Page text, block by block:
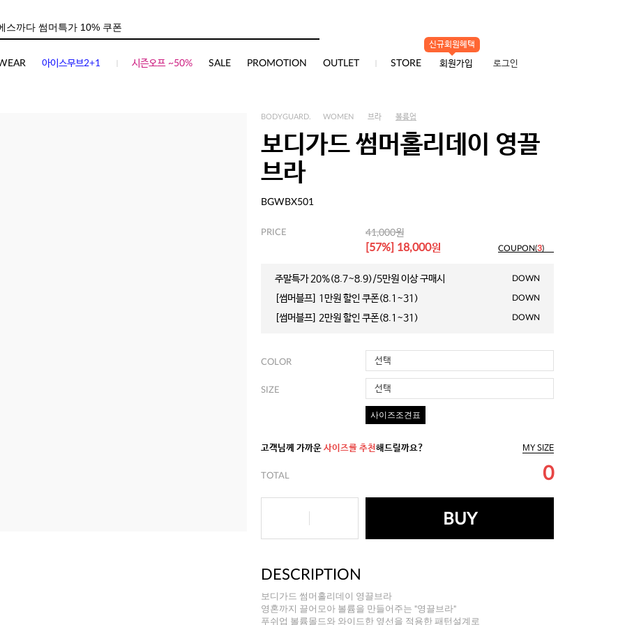
아이스무브2+1 시즌오프 ~50% SALE PROMOTION OUTLET STORE
신규회원혜택
회원가입 로그인
BODYGUARD. WOMEN 브라 볼륨업
보디가드 썸머홀리데이 영끌
브라
BGWBX501
PRICE 41,000원
[57%] 18,000원 COUPON(3)
주말특가 20%(8.7~8.9)/5만원 이상 구매시 DOWN
[썸머블프] 1만원 할인 쿠폰(8.1~31) DOWN
[썸머블프] 2만원 할인 쿠폰(8.1~31) DOWN
COLOR 선택
SIZE 선택
사이즈조견표
고객님께 가까운 사이즈를 추천해드릴까요? MY SIZE
TOTAL 0
BUY
DESCRIPTION
보디가드 썸머홀리데이 영끌브라
영혼까지 끌어모아 볼륨을 만들어주는 "영끌브라"
푸쉬업 볼륨몰드와 와이드한 옆선을 적용한 패턴설계로